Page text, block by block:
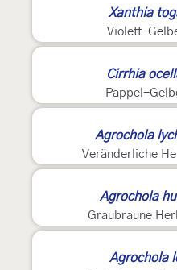
Xanthia
Violett-
Cirrhia
Pappel-
Agrochola
Veränderliche
Agrochola
Graubraune
Agrochola